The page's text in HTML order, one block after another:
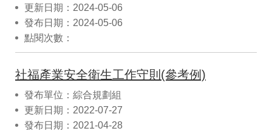
更新日期：2024-05-06
發布日期：2024-05-06
點閱次數：
社福產業安全衛生工作守則(參考例)
發布單位：綜合規劃組
更新日期：2022-07-27
發布日期：2021-04-28